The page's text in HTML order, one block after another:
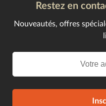
Restez en
Nouveautés, offres